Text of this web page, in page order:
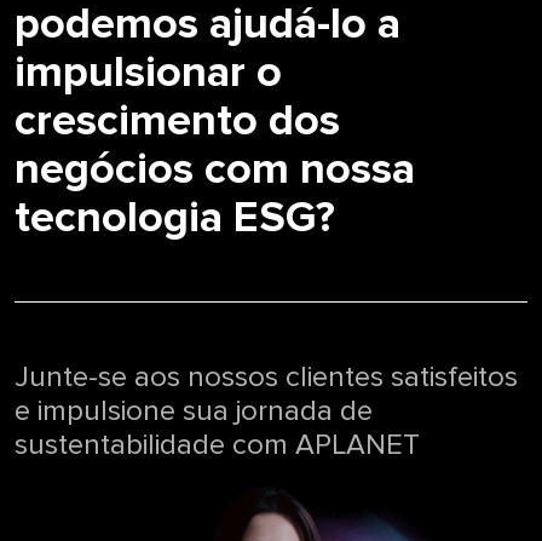
podemos ajudá-lo a
impulsionar o
crescimento dos
negócios com nossa
tecnologia ESG?
Junte-se aos nossos clientes satisfeitos
e impulsione sua jornada de
sustentabilidade com APLANET